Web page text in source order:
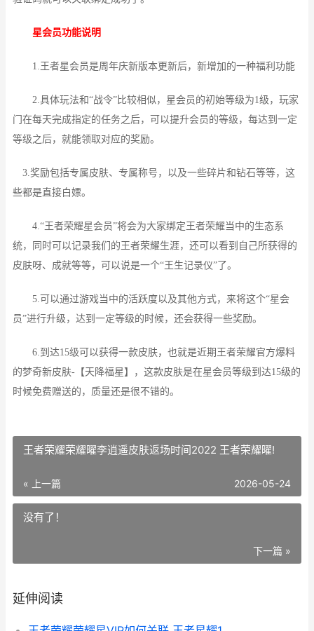
星会员功能说明
1.王者星会员是周年庆新版本更新后，新增加的一种福利功能
2.具体玩法和“战令”比较相似，星会员的初始等级为1级，玩家
门在每天完成指定的任务之后，可以提升会员的等级，每达到一定
等级之后，就能领取对应的奖励。
3.奖励包括专属皮肤、专属称号，以及一些碎片和钻石等等，这
些都是直接白嫖。
4.“王者荣耀星会员”将会为大家绑定王者荣耀当中的生态系
统，同时可以记录我们的王者荣耀生涯，还可以看到自己所获得的
皮肤呀、成就等等，可以说是一个“王生记录仪”了。
5.可以通过游戏当中的活跃度以及其他方式，来将这个“星会
员”进行升级，达到一定等级的时候，还会获得一些奖励。
6.到达15级可以获得一款皮肤，也就是近期王者荣耀官方爆料
的梦奇新皮肤-【天降福星】，这款皮肤是在星会员等级到达15级的
时候免费赠送的，质量还是很不错的。
王者荣耀荣耀曜李逍遥皮肤返场时间2022 王者荣耀曜!
« 上一篇 2026-05-24
没有了！
下一篇 »
延伸阅读